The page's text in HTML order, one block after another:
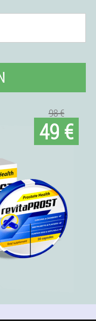
98 €
49 €